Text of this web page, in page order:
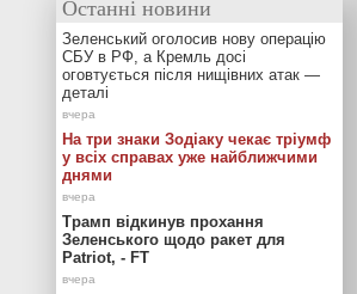
Останні новини
Зеленський оголосив нову операцію
СБУ в РФ, а Кремль досі
оговтується після нищівних атак —
деталі
На три знаки Зодіаку чекає тріумф
у всіх справах уже найближчими
днями
Трамп відкинув прохання
Зеленського щодо ракет для
Patriot, - FT